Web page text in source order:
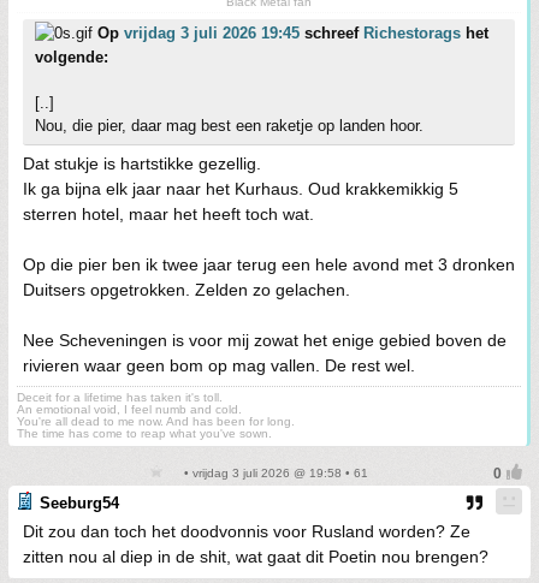
Op vrijdag 3 juli 2026 19:45 schreef Richestorags het
volgende:
[..]
Nou, die pier, daar mag best een raketje op landen hoor.
Dat stukje is hartstikke gezellig.
Ik ga bijna elk jaar naar het Kurhaus. Oud krakkemikkig 5
sterren hotel, maar het heeft toch wat.
Op die pier ben ik twee jaar terug een hele avond met 3 dronken
Duitsers opgetrokken. Zelden zo gelachen.
Nee Scheveningen is voor mij zowat het enige gebied boven de
rivieren waar geen bom op mag vallen. De rest wel.
Deceit for a lifetime has taken it's toll.
An emotional void, I feel numb and cold.
You're all dead to me now. And has been for long.
The time has come to reap what you've sown.
• vrijdag 3 juli 2026 @ 19:58 • 61
Seeburg54
Dit zou dan toch het doodvonnis voor Rusland worden? Ze
zitten nou al diep in de shit, wat gaat dit Poetin nou brengen?